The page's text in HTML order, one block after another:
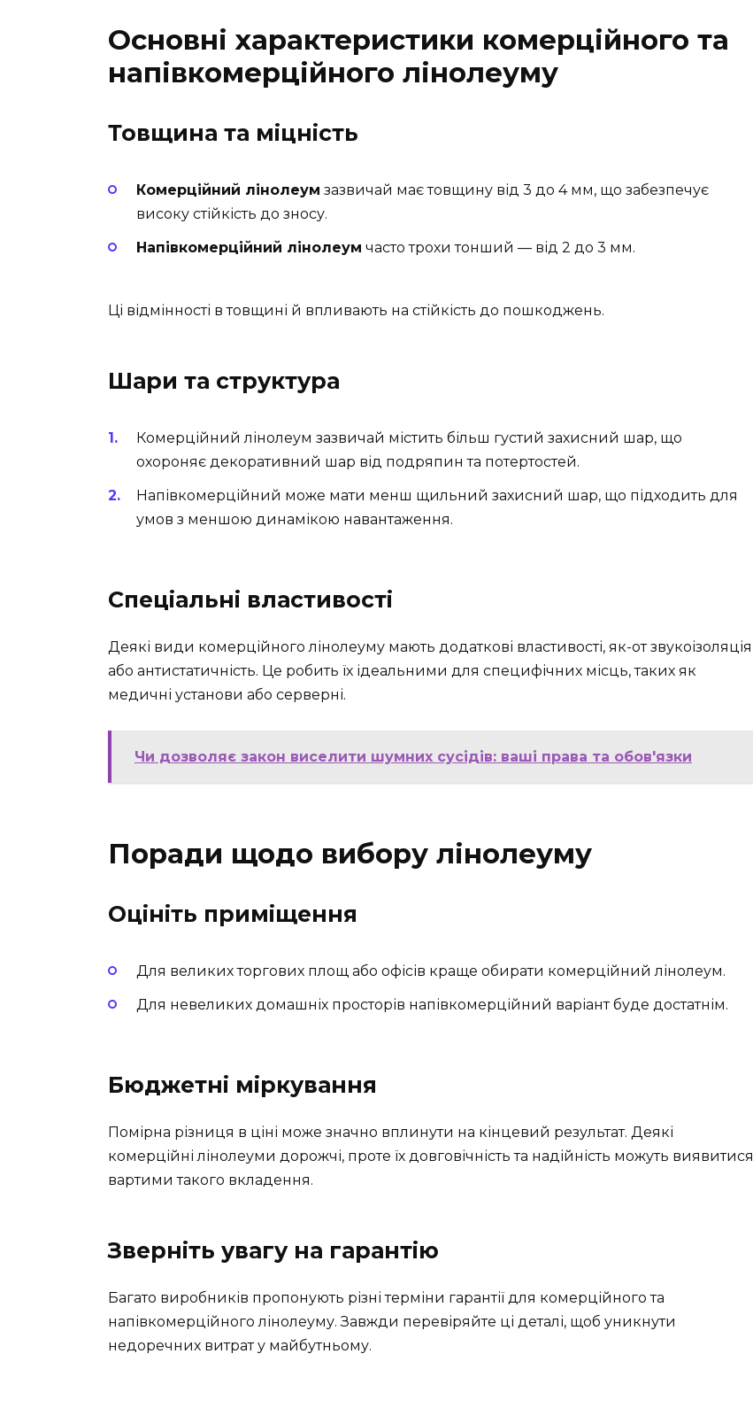
Основні характеристики комерційного та
напівкомерційного лінолеуму
Товщина та міцність
Комерційний лінолеум зазвичай має товщину від 3 до 4 мм, що забезпечує
високу стійкість до зносу.
Напівкомерційний лінолеум часто трохи тонший — від 2 до 3 мм.
Ці відмінності в товщині й впливають на стійкість до пошкоджень.
Шари та структура
Комерційний лінолеум зазвичай містить більш густий захисний шар, що
охороняє декоративний шар від подряпин та потертостей.
Напівкомерційний може мати менш щильний захисний шар, що підходить для
умов з меншою динамікою навантаження.
Спеціальні властивості
Деякі види комерційного лінолеуму мають додаткові властивості, як-от звукоізоляція
або антистатичність. Це робить їх ідеальними для специфічних місць, таких як
медичні установи або серверні.
Чи дозволяє закон виселити шумних сусідів: ваші права та обов'язки
Поради щодо вибору лінолеуму
Оцініть приміщення
Для великих торгових площ або офісів краще обирати комерційний лінолеум.
Для невеликих домашніх просторів напівкомерційний варіант буде достатнім.
Бюджетні міркування
Помірна різниця в ціні може значно вплинути на кінцевий результат. Деякі
комерційні лінолеуми дорожчі, проте їх довговічність та надійність можуть виявитися
вартими такого вкладення.
Зверніть увагу на гарантію
Багато виробників пропонують різні терміни гарантії для комерційного та
напівкомерційного лінолеуму. Завжди перевіряйте ці деталі, щоб уникнути
недоречних витрат у майбутньому.